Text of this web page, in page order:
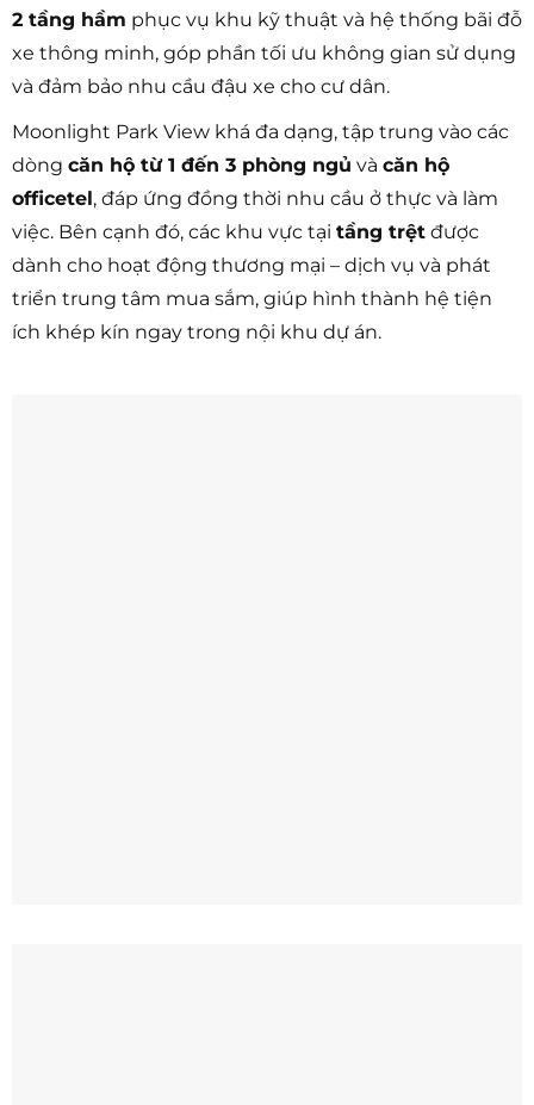
2 tầng hầm phục vụ khu kỹ thuật và hệ thống bãi đỗ
xe thông minh, góp phần tối ưu không gian sử dụng
và đảm bảo nhu cầu đậu xe cho cư dân.
Moonlight Park View khá đa dạng, tập trung vào các
dòng căn hộ từ 1 đến 3 phòng ngủ và căn hộ
officetel, đáp ứng đồng thời nhu cầu ở thực và làm
việc. Bên cạnh đó, các khu vực tại tầng trệt được
dành cho hoạt động thương mại – dịch vụ và phát
triển trung tâm mua sắm, giúp hình thành hệ tiện
ích khép kín ngay trong nội khu dự án.